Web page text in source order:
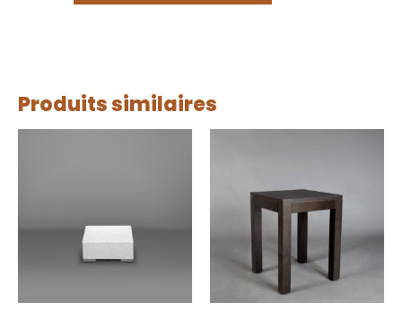
Produits similaires